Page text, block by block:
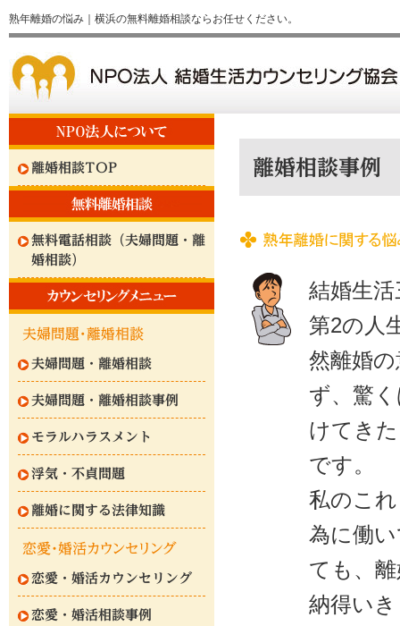
熟年離婚の悩み｜横浜の無料離婚相談ならお任せください。
離婚相談TOP
無料電話相談（夫婦問題・離
婚相談）
夫婦問題・離婚相談
夫婦問題・離婚相談事例
モラルハラスメント
浮気・不貞問題
離婚に関する法律知識
恋愛・婚活カウンセリング
恋愛・婚活相談事例
離婚相談事例
結婚生
第2の人
然離婚
ず、驚
けてき
です。
私のこ
為に働
ても、
納得い